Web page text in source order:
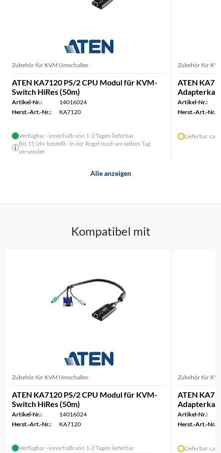
Zubehör für KVM Umschalter
ATEN KA7120 PS/2 CPU Modul für KVM-
Switch HiRes (50m)
Artikel-Nr.:
14016024
Herst.-Art.-Nr.:
KA7120
Verfügbar - innerhalb von 1-2 Tagen lieferbar
Bis 15 Uhr bestellt - in der Regel noch am selben Tag
versendet
Zubehör für
ATEN
Artikel-Nr.:
Herst.-Art.-Nr.:
Lieferbar ca.
Alle anzeigen
Kompatibel mit
Zubehör für KVM Umschalter
ATEN KA7120 PS/2 CPU Modul für KVM-
Switch HiRes (50m)
Artikel-Nr.:
14016024
Herst.-Art.-Nr.:
KA7120
Verfügbar - innerhalb von 1-2 Tagen lieferbar
Zubehör für
ATEN
Artikel-Nr.:
Herst.-Art.-Nr.:
Lieferbar ca.